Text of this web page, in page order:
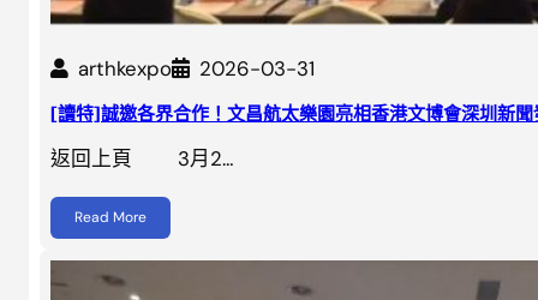
arthkexpo 2026-03-31
[讀特]誠邀各界合作！文昌航太樂園亮相香港文博會深圳新聞
返回上頁 3月2…
Read More